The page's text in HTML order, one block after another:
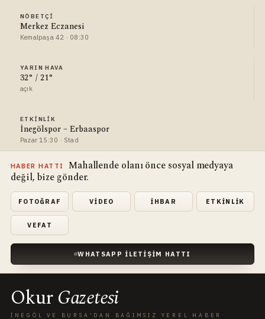
NÖBETÇI
Merkez Eczanesi
Kemalpaşa 42 · 08:30
YARIN HAVA
32° / 21°
açık
ETKINLIK
İnegölspor – Erbaaspor
Pazar 15:30 · Stad
HABER HATTI
Mahallende olanı önce sosyal medyaya
değil, bize gönder.
FOTOĞRAF VIDEO İHBAR ETKINLIK
VEFAT
WHATSAPP İLETIŞIM HATTI
OkurGazetesi
İNEGÖL VE BURSA'DAN BAĞIMSIZ YEREL HABER